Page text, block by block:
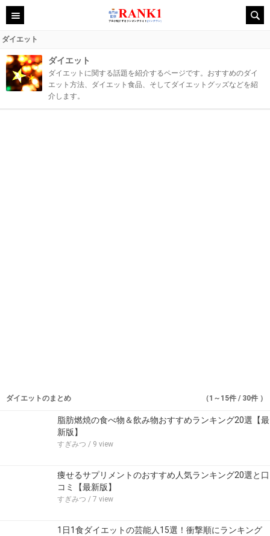
ダイエット
ダイエット
ダイエットに関する話題を紹介するページです。おすすめのダイ
エット方法、ダイエット食品、そしてダイエットグッズなどを紹
介します。
ダイエットのまとめ （1～15件 / 30件 ）
脂肪燃焼の食べ物＆飲み物おすすめランキング20選【最
新版】
すぎみつ / 9 view
痩せるサプリメントのおすすめ人気ランキング20選と口
コミ【最新版】
すぎみつ / 7 view
1日1食ダイエットの芸能人15選！衝撃順にランキング